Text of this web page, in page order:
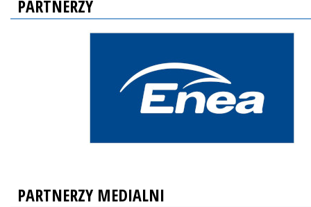
PARTNERZY
PARTNERZY MEDIALNI